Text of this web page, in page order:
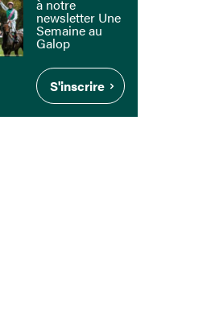
à notre
newsletter Une
Semaine au
Galop
S'inscrire